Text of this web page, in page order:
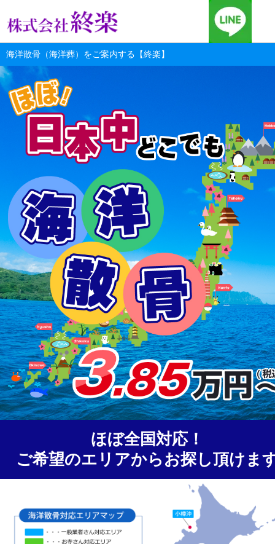
海洋散骨（海洋葬）をご案内する【終楽】
ほぼ全国対応！
ご希望のエリアからお探し頂けま